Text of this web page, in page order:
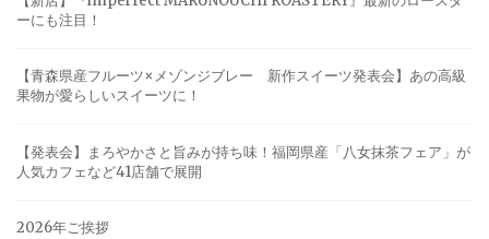
ーにも注目！
【青森県産フルーツ×メゾンジブレー 新作スイーツ発表会】あの高級
果物が愛らしいスイーツに！
【発表会】まろやかさと旨みが持ち味！福岡県産「八女抹茶フェア」が
人気カフェなど41店舗で展開
2026年ご挨拶